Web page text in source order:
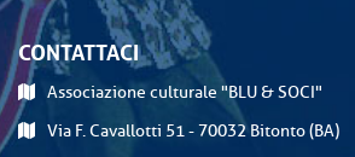
CONTATTACI
Associazione culturale "BLU & SOCI"
Via F. Cavallotti 51 - 70032 Bitonto (BA)